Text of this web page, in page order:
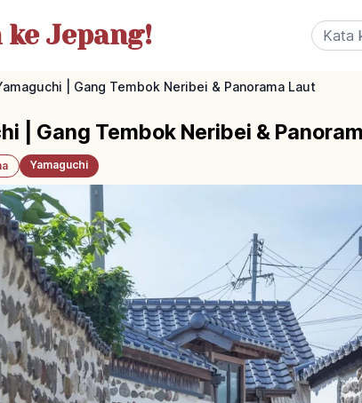
ke Jepang!
| Gang Tembok Neribei & Panorama Laut
| Gang Tembok Neribei &
Yamaguchi